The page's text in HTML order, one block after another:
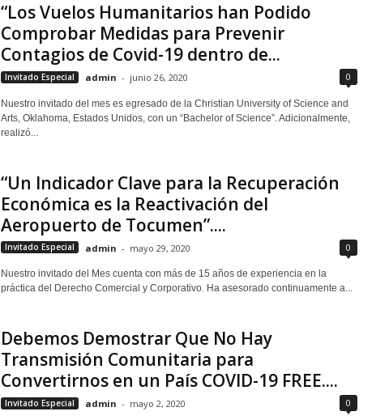
“Los Vuelos Humanitarios han Podido
Comprobar Medidas para Prevenir
Contagios de Covid-19 dentro de...
Invitado Especial admin - junio 26, 2020 0
Nuestro invitado del mes es egresado de la Christian University of Science and
Arts, Oklahoma, Estados Unidos, con un “Bachelor of Science”. Adicionalmente,
realizó...
“Un Indicador Clave para la Recuperación
Económica es la Reactivación del
Aeropuerto de Tocumen”....
Invitado Especial admin - mayo 29, 2020 0
Nuestro invitado del Mes cuenta con más de 15 años de experiencia en la
práctica del Derecho Comercial y Corporativo. Ha asesorado continuamente a...
Debemos Demostrar Que No Hay
Transmisión Comunitaria para
Convertirnos en un País COVID-19 FREE....
Invitado Especial admin - mayo 2, 2020 0